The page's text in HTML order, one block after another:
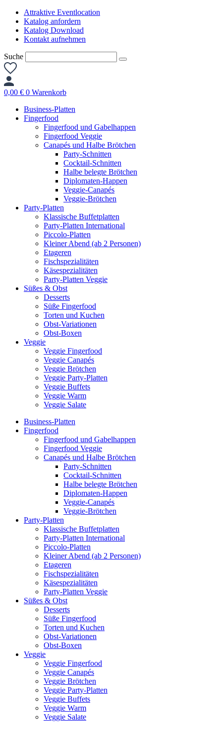
Zum
Inhalt
springen
Attraktive Eventlocation
Katalog anfordern
Katalog Download
Kontakt aufnehmen
Suche
0,00 € 0 Warenkorb
Business-Platten
Fingerfood
Fingerfood und Gabelhappen
Fingerfood Veggie
Canapés und Halbe Brötchen
Party-Schnitten
Cocktail-Schnitten
Halbe belegte Brötchen
Diplomaten-Happen
Veggie-Canapés
Veggie-Brötchen
Party-Platten
Klassische Buffetplatten
Party-Platten International
Piccolo-Platten
Kleiner Abend (ab 2 Personen)
Etageren
Fischspezialitäten
Käsespezialitäten
Party-Platten Veggie
Süßes & Obst
Desserts
Süße Fingerfood
Torten und Kuchen
Obst-Variationen
Obst-Boxen
Veggie
Veggie Fingerfood
Veggie Canapés
Veggie Brötchen
Veggie Party-Platten
Veggie Buffets
Veggie Warm
Veggie Salate
Business-Platten
Fingerfood
Fingerfood und Gabelhappen
Fingerfood Veggie
Canapés und Halbe Brötchen
Party-Schnitten
Cocktail-Schnitten
Halbe belegte Brötchen
Diplomaten-Happen
Veggie-Canapés
Veggie-Brötchen
Party-Platten
Klassische Buffetplatten
Party-Platten International
Piccolo-Platten
Kleiner Abend (ab 2 Personen)
Etageren
Fischspezialitäten
Käsespezialitäten
Party-Platten Veggie
Süßes & Obst
Desserts
Süße Fingerfood
Torten und Kuchen
Obst-Variationen
Obst-Boxen
Veggie
Veggie Fingerfood
Veggie Canapés
Veggie Brötchen
Veggie Party-Platten
Veggie Buffets
Veggie Warm
Veggie Salate